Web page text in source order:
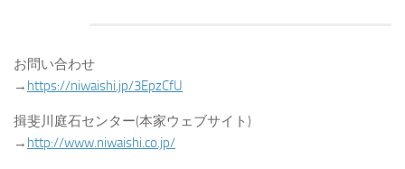
お問い合わせ
→ https://niwaishi.jp/3EpzCfU
揖斐川庭石センター(本家ウェブサイト)
→ http://www.niwaishi.co.jp/